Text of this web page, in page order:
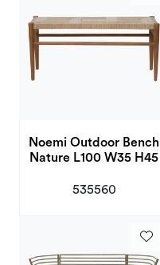
Noemi Outdoor Bench
Nature L100 W35 H45
535560